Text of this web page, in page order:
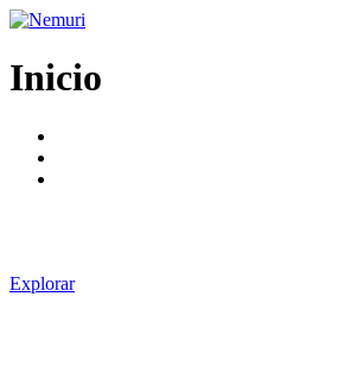
Ir
contenido
Inicio
Explorar